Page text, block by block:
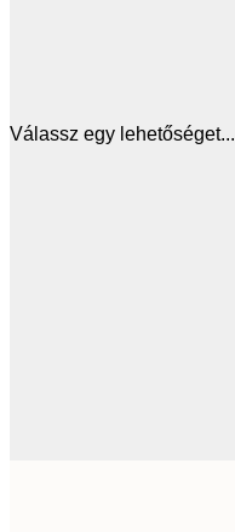
Válassz egy lehetőséget...